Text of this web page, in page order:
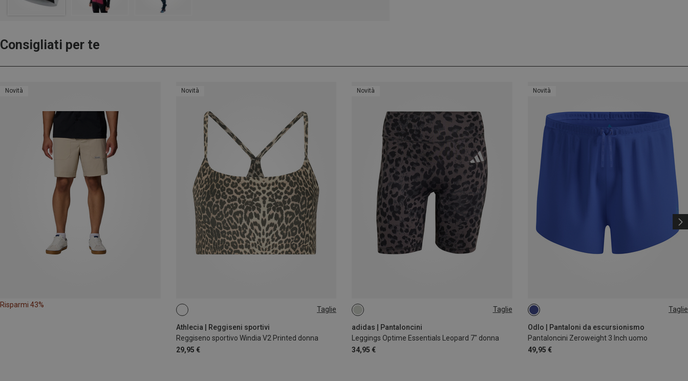
Consigliati per te
Novità
Risparmi 43%
Novità
Taglie
Athlecia | Reggiseni sportivi
Reggiseno sportivo Windia V2 Printed donna
29,95 €
S
Novità
Taglie
adidas | Pantaloncini
Leggings Optime Essentials Leopard 7" donna
34,95 €
XS
Novità
Taglie
Odlo | Pantaloni da escursionismo
Pantaloncini Zeroweight 3 Inch uomo
49,95 €
S